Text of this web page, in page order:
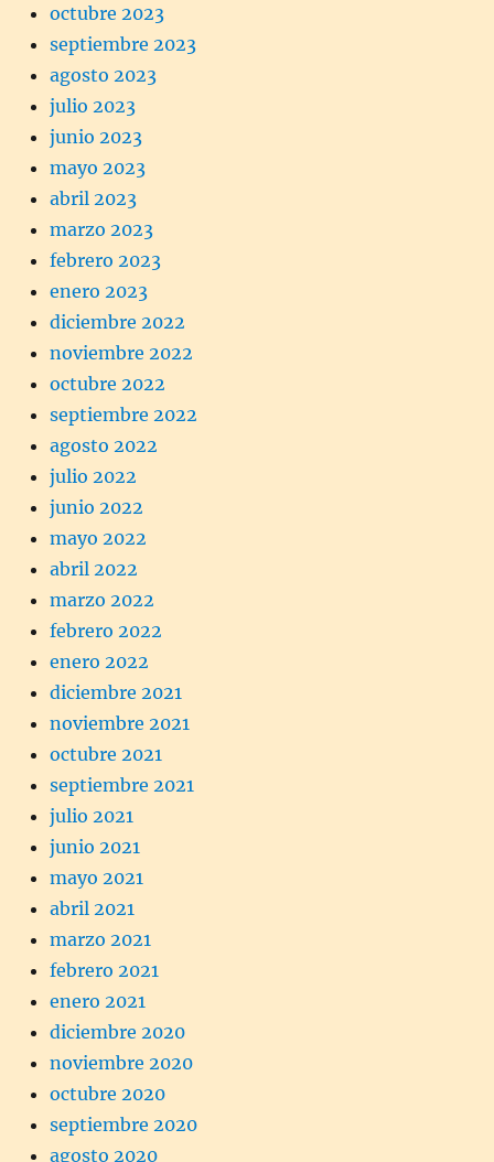
octubre 2023
septiembre 2023
agosto 2023
julio 2023
junio 2023
mayo 2023
abril 2023
marzo 2023
febrero 2023
enero 2023
diciembre 2022
noviembre 2022
octubre 2022
septiembre 2022
agosto 2022
julio 2022
junio 2022
mayo 2022
abril 2022
marzo 2022
febrero 2022
enero 2022
diciembre 2021
noviembre 2021
octubre 2021
septiembre 2021
julio 2021
junio 2021
mayo 2021
abril 2021
marzo 2021
febrero 2021
enero 2021
diciembre 2020
noviembre 2020
octubre 2020
septiembre 2020
agosto 2020